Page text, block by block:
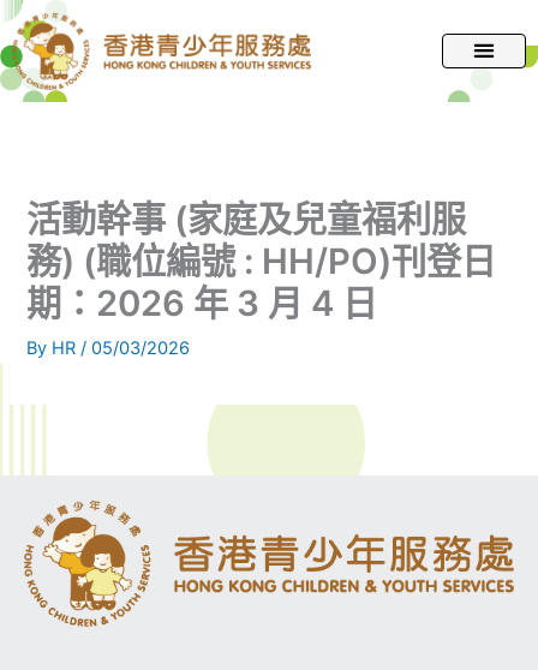
跳
至
主
活動幹事 (家庭及兒童福利服
務) (職位編號 : HH/PO)刊登日
期：2026 年 3 月 4 日
By HR/05/03/2026